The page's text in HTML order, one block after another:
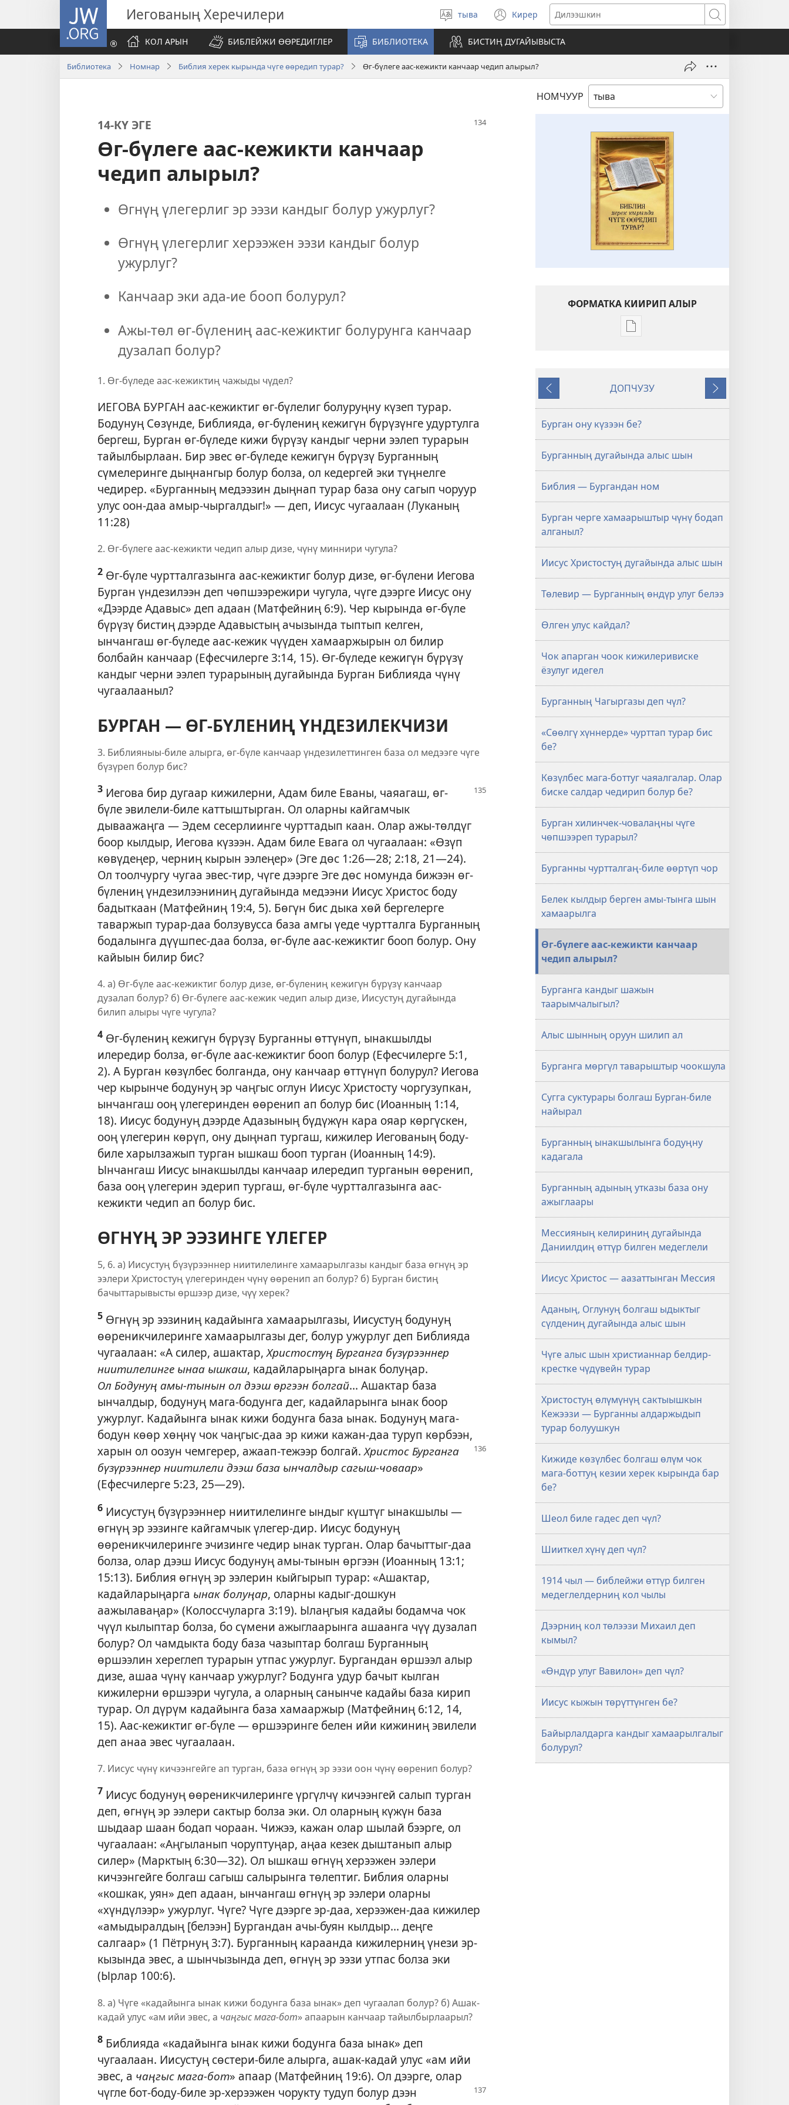
JW.ORG Иегованың Херечилери
Select
language
тыва Кирер
(opens
new
window)
Дилээшкин
КОЛ АРЫН
БИБЛЕЙЖИ ӨӨРЕДИГЛЕР БИБЛИОТЕКА БИСТИҢ ДУГАЙЫВЫСТА
Библиотека Номнар Библия херек кырында чүге өөредип турар? Өг-бүлеге аас-кежикти канчаар чедип алырыл?
НОМЧУУР
14-КҮ ЭГЕ
Өг-бүлеге аас-кежикти канчаар
чедип алырыл?
Өгнүң үлегерлиг эр ээзи кандыг болур ужурлуг?
Өгнүң үлегерлиг херээжен ээзи кандыг болур
ужурлуг?
Канчаар эки ада-ие бооп болурул?
Ажы-төл өг-бүлениң аас-кежиктиг болурунга канчаар
дузалап болур?
1. Өг-бүледе аас-кежиктиң чажыды чүдел?
ИЕГОВА БУРГАН аас-кежиктиг өг-бүлелиг болуруңну күзеп турар.
Бодунуң Сөзүнде, Библияда, өг-бүлениң кежигүн бүрүзүнге удуртулга
бергеш, Бурган өг-бүледе кижи бүрүзү кандыг черни ээлеп турарын
тайылбырлаан. Бир эвес өг-бүледе кежигүн бүрүзү Бурганның
сүмелеринге дыңнангыр болур болза, ол кедергей эки түңнелге
чедирер. «Бурганның медээзин дыңнап турар база ону сагып чоруур
улус оон-даа амыр-чыргалдыг!» — деп, Иисус чугаалаан (Луканың
11:28)
2. Өг-бүлеге аас-кежикти чедип алыр дизе, чүнү миннири чугула?
2 Өг-бүле чуртталгазынга аас-кежиктиг болур дизе, өг-бүлени Иегова
Бурган үндезилээн деп чөпшээрежири чугула, чүге дээрге Иисус ону
«Дээрде Адавыс» деп адаан (Матфейниң 6:9). Чер кырында өг-бүле
бүрүзү бистиң дээрде Адавыстың ачызында тыптып келген,
ынчангаш өг-бүледе аас-кежик чүүден хамааржырын ол билир
болбайн канчаар (Ефесчилерге 3:14, 15). Өг-бүледе кежигүн бүрүзү
кандыг черни ээлеп турарының дугайында Бурган Библияда чүнү
чугаалааныл?
БУРГАН — ӨГ-БҮЛЕНИҢ ҮНДЕЗИЛЕКЧИЗИ
3. Библияныы-биле алырга, өг-бүле канчаар үндезилеттинген база ол медээге чүге
бүзүреп болур бис?
3 Иегова бир дугаар кижилерни, Адам биле Еваны, чаяагаш, өг-
бүле эвилели-биле каттыштырган. Ол оларны кайгамчык
дываажаңга — Эдем сесерлиинге чурттадып каан. Олар ажы-төлдүг
боор кылдыр, Иегова күзээн. Адам биле Евага ол чугаалаан: «Өзүп
көвүдеңер, черниң кырын ээлеңер» (Эге дөс 1:26—28; 2:18, 21—24).
Ол тоолчургу чугаа эвес-тир, чүге дээрге Эге дөс номунда бижээн өг-
бүлениң үндезилээниниң дугайында медээни Иисус Христос боду
бадыткаан (Матфейниң 19:4, 5). Бөгүн бис дыка хөй бергелерге
таваржып турар-даа болзувусса база амгы үеде чуртталга Бурганның
бодалынга дүүшпес-даа болза, өг-бүле аас-кежиктиг бооп болур. Ону
кайыын билир бис?
4. а) Өг-бүле аас-кежиктиг болур дизе, өг-бүлениң кежигүн бүрүзү канчаар
дузалап болур? б) Өг-бүлеге аас-кежик чедип алыр дизе, Иисустуң дугайында
билип алыры чүге чугула?
4 Өг-бүлениң кежигүн бүрүзү Бурганны өттүнүп, ынакшылды
илередир болза, өг-бүле аас-кежиктиг бооп болур (Ефесчилерге 5:1,
2). А Бурган көзүлбес болганда, ону канчаар өттүнүп болурул? Иегова
чер кырынче бодунуң эр чаңгыс оглун Иисус Христосту чоргузупкан,
ынчангаш ооң үлегеринден өөренип ап болур бис (Иоанның 1:14,
18). Иисус бодунуң дээрде Адазының бүдүжүн кара ояар көргүскен,
ооң үлегерин көрүп, ону дыңнап тургаш, кижилер Иегованың боду-
биле харылзажып турган ышкаш бооп турган (Иоанның 14:9).
Ынчангаш Иисус ынакшылды канчаар илередип турганын өөренип,
база ооң үлегерин эдерип тургаш, өг-бүле чуртталгазынга аас-
кежикти чедип ап болур бис.
ӨГНҮҢ ЭР ЭЭЗИНГЕ ҮЛЕГЕР
5, 6. а) Иисустуң бүзүрээннер ниитилелинге хамаарылгазы кандыг база өгнүң эр
ээлери Христостуң үлегеринден чүнү өөренип ап болур? б) Бурган бистиң
бачыттарывысты өршээр дизе, чүү херек?
5 Өгнүң эр ээзиниң кадайынга хамаарылгазы, Иисустуң бодунуң
өөреникчилеринге хамаарылгазы дег, болур ужурлуг деп Библияда
чугаалаан: «А силер, ашактар,Христостуң Бурганга бүзүрээннер
ниитилелинге ынаа ышкаш, кадайларыңарга ынак болуңар.
Ол Бодунуң амы-тынын ол дээш өргээн болгай... Ашактар база
ынчалдыр, бодунуң мага-бодунга дег, кадайларынга ынак боор
ужурлуг. Кадайынга ынак кижи бодунга база ынак. Бодунуң мага-
бодун көөр хөңнү чок чаңгыс-даа эр кижи кажан-даа туруп көрбээн,
харын ол оозун чемгерер, ажаап-тежээр болгай.Христос Бурганга
бүзүрээннер ниитилели дээш база ынчалдыр сагыш-човаар»
(Ефесчилерге 5:23, 25—29).
6 Иисустуң бүзүрээннер ниитилелинге ындыг күштүг ынакшылы —
өгнүң эр ээзинге кайгамчык үлегер-дир. Иисус бодунуң
өөреникчилеринге эчизинге чедир ынак турган. Олар бачыттыг-даа
болза, олар дээш Иисус бодунуң амы-тынын өргээн (Иоанның 13:1;
15:13). Библия өгнүң эр ээлерин кыйгырып турар: «Ашактар,
кадайларыңарга ынак болуңар, оларны кадыг-дошкун
аажылаваңар» (Колоссчуларга 3:19). Ылаңгыя кадайы бодамча чок
чүүл кылыптар болза, бо сүмени ажыглаарынга ашаанга чүү дузалап
болур? Ол чамдыкта боду база чазыптар болгаш Бурганның
өршээлин хереглеп турарын утпас ужурлуг. Бургандан өршээл алыр
дизе, ашаа чүнү канчаар ужурлуг? Бодунга удур бачыт кылган
кижилерни өршээри чугула, а оларның санынче кадайы база кирип
турар. Ол дүрүм кадайынга база хамааржыр (Матфейниң 6:12, 14,
15). Аас-кежиктиг өг-бүле — өршээринге белен ийи кижиниң эвилели
деп анаа эвес чугаалаан.
7. Иисус чүнү кичээнгейге ап турган, база өгнүң эр ээзи оон чүнү өөренип болур?
7 Иисус бодунуң өөреникчилеринге үргүлчү кичээнгей салып турган
деп, өгнүң эр ээлери сактыр болза эки. Ол оларның күжүн база
шыдаар шаан бодап чораан. Чижээ, кажан олар шылай бээрге, ол
чугаалаан: «Аңгыланып чоруптуңар, аңаа кезек дыштанып алыр
силер» (Марктың 6:30—32). Ол ышкаш өгнүң херээжен ээлери
кичээнгейге болгаш сагыш салырынга төлептиг. Библия оларны
«кошкак, уян» деп адаан, ынчангаш өгнүң эр ээлери оларны
«хүндүлээр» ужурлуг. Чүге? Чүге дээрге эр-даа, херээжен-даа кижилер
«амыдыралдың [белээн] Бургандан ачы-буян кылдыр... деңге
салгаар» (1 Пётрнуң 3:7). Бурганның караанда кижилерниң үнези эр-
кызында эвес, а шынчызында деп, өгнүң эр ээзи утпас болза эки
(Ырлар 100:6).
8. а) Чүге «кадайынга ынак кижи бодунга база ынак» деп чугаалап болур? б) Ашак-
кадай улус «ам ийи эвес, а чаңгыс мага-бот» апаарын канчаар тайылбырлаарыл?
8 Библияда «кадайынга ынак кижи бодунга база ынак» деп
чугаалаан. Иисустуң сөстери-биле алырга, ашак-кадай улус «ам ийи
эвес, а чаңгыс мага-бот» апаар (Матфейниң 19:6). Ол дээрге, олар
чүгле бот-боду-биле эр-херээжен чорукту тудуп болур дээн
ФОРМАТКА КИИРИП АЛЫР
Үндүрүлгелерни
аргалары
херек
кырында
өөредип
турар?
Дедир
ДОПЧУЗУ
Дараазында
Бурган ону күзээн бе?
Бурганның дугайында алыс шын
Библия — Бургандан ном
Бурган черге хамаарыштыр чүнү бодап
алганыл?
Иисус Христостуң дугайында алыс шын
Төлевир — Бурганның өндүр улуг белээ
Өлген улус кайдал?
Чок апарган чоок кижилеривиске
ёзулуг идегел
Бурганның Чагыргазы деп чүл?
«Сөөлгү хүннерде» чурттап турар бис
бе?
Көзүлбес мага-боттуг чаяалгалар. Олар
биске салдар чедирип болур бе?
Бурган хилинчек-човалаңны чүге
чөпшээреп турарыл?
Бурганны чуртталгаң-биле өөртүп чор
Белек кылдыр берген амы-тынга шын
хамаарылга
Өг-бүлеге аас-кежикти канчаар
чедип алырыл?
Бурганга кандыг шажын
таарымчалыгыл?
Алыс шынның оруун шилип ал
Бурганга мөргүл таварыштыр чоокшула
Сугга суктурары болгаш Бурган-биле
найырал
Бурганның ынакшылынга бодуңну
кадагала
Бурганның адының утказы база ону
ажыглаары
Мессияның келириниң дугайында
Даниилдиң өттүр билген медеглели
Иисус Христос — аазаттынган Мессия
Аданың, Оглунуң болгаш ыдыктыг
сүлдениң дугайында алыс шын
Чүге алыс шын христианнар белдир-
крестке чүдүвейн турар
Христостуң өлүмүнүң сактыышкын
Кежээзи — Бурганны алдаржыдып
турар болуушкун
Кижиде көзүлбес болгаш өлүм чок
мага-боттуң кезии херек кырында бар
бе?
Шеол биле гадес деп чүл?
Шииткел хүнү деп чүл?
1914 чыл — библейжи өттүр билген
медеглелдерниң кол чылы
Дээрниң кол төлээзи Михаил деп
кымыл?
«Өндүр улуг Вавилон» деп чүл?
Иисус кыжын төрүттүнген бе?
Байырлалдарга кандыг хамаарылгалыг
болурул?